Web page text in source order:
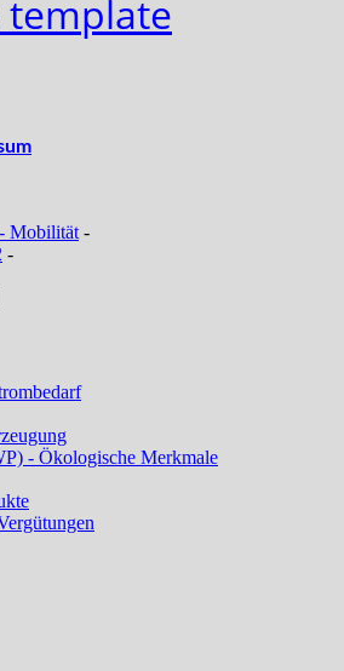
Mobilität -
-
- Ökologische Merkmale